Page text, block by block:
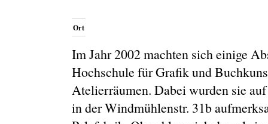
Ort
Im Jahr 2002 machten sich einige
Hochschule für Grafik und
Atelierräumen. Dabei wurden sie
in der Windmühlenstr. 31b